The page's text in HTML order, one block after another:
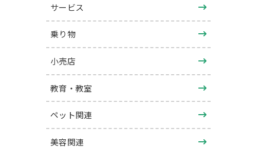
サービス
乗り物
小売店
教育・教室
ペット関連
美容関連